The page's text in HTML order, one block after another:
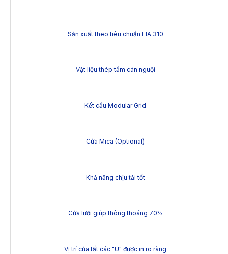
Sản xuất theo tiêu chuẩn EIA 310
Vật liệu thép tấm cán nguội
Kết cấu Modular Grid
Cửa Mica (Optional)
Khả năng chịu tải tốt
Cửa lưới giúp thông thoáng 70%
Vị trí của tất các "U" được in rõ ràng